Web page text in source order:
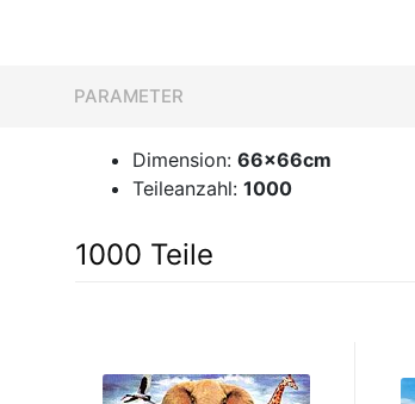
PARAMETER
Dimension: 66x66cm
Teileanzahl: 1000
1000 Teile